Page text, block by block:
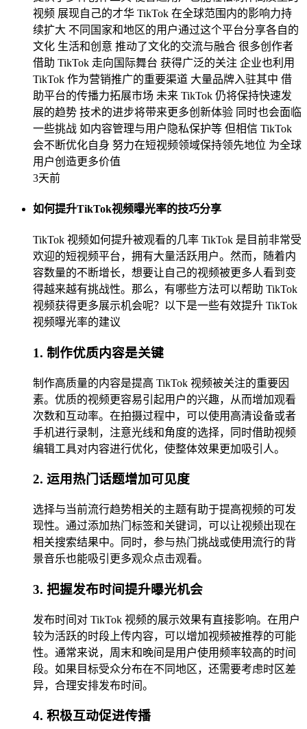
视频 展现自己的才华 TikTok 在全球范围内的影响力持
续扩大 不同国家和地区的用户通过这个平台分享各自的
文化 生活和创意 推动了文化的交流与融合 很多创作者
借助 TikTok 走向国际舞台 获得广泛的关注 企业也利用
TikTok 作为营销推广的重要渠道 大量品牌入驻其中 借
助平台的传播力拓展市场 未来 TikTok 仍将保持快速发
展的趋势 技术的进步将带来更多创新体验 同时也会面临
一些挑战 如内容管理与用户隐私保护等 但相信 TikTok
会不断优化自身 努力在短视频领域保持领先地位 为全球
用户创造更多价值
3天前
如何提升TikTok视频曝光率的技巧分享
TikTok 视频如何提升被观看的几率 TikTok 是目前非常受
欢迎的短视频平台，拥有大量活跃用户。然而，随着内
容数量的不断增长，想要让自己的视频被更多人看到变
得越来越有挑战性。那么，有哪些方法可以帮助 TikTok
视频获得更多展示机会呢？以下是一些有效提升 TikTok
视频曝光率的建议
1. 制作优质内容是关键
制作高质量的内容是提高 TikTok 视频被关注的重要因
素。优质的视频更容易引起用户的兴趣，从而增加观看
次数和互动率。在拍摄过程中，可以使用高清设备或者
手机进行录制，注意光线和角度的选择，同时借助视频
编辑工具对内容进行优化，使整体效果更加吸引人。
2. 运用热门话题增加可见度
选择与当前流行趋势相关的主题有助于提高视频的可发
现性。通过添加热门标签和关键词，可以让视频出现在
相关搜索结果中。同时，参与热门挑战或使用流行的背
景音乐也能吸引更多观众点击观看。
3. 把握发布时间提升曝光机会
发布时间对 TikTok 视频的展示效果有直接影响。在用户
较为活跃的时段上传内容，可以增加视频被推荐的可能
性。通常来说，周末和晚间是用户使用频率较高的时间
段。如果目标受众分布在不同地区，还需要考虑时区差
异，合理安排发布时间。
4. 积极互动促进传播